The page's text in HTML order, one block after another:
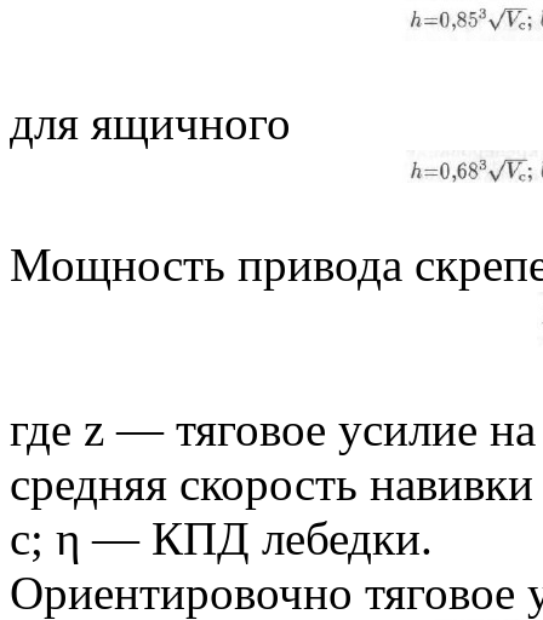
для ящичного
Мощность привода
где z — тяговое усилие
средняя скорость
с; η — КПД лебедки.
Ориентировочно тяговое